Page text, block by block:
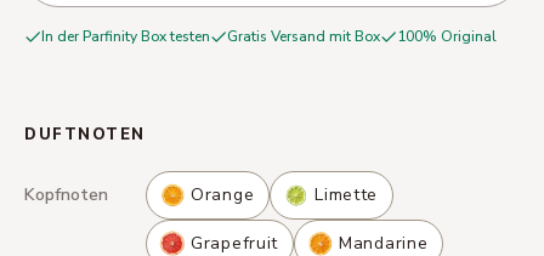
In der Parfinity Box testen Gratis Versand mit Box 100% Original
DUFTNOTEN
Kopfnoten Orange Limette
Grapefruit Mandarine